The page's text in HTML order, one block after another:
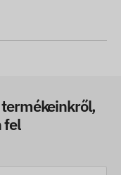
fel